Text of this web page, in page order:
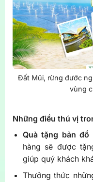
Đất Mũi, rừng đước
vùng
Những điều thú vị
Quà tặng bản
hàng sẽ được
giúp quý khách
Thưởng thức